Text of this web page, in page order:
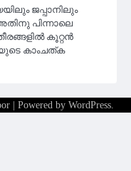
ജപ്പാനിലും
പിന്നാലെ
കൂറ്റൻ
കാംചത്ക
| Powered by WordPress.